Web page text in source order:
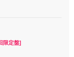
限定盤]